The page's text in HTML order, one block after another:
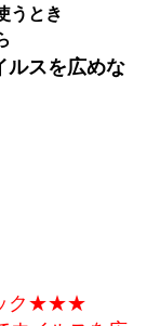
うとき
ルスを広めな
ク★★★